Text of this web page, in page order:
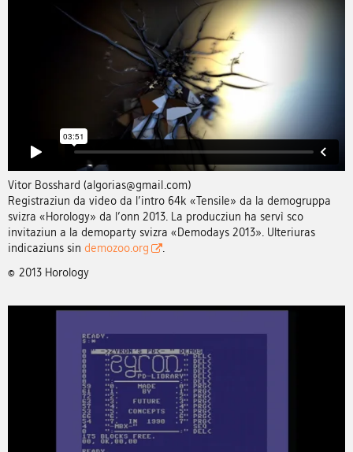
Vitor Bosshard (algorias@gmail.com)
Registraziun da video da l'intro 64k «Tensile» da la demogruppa
svizra «Horology» da l'onn 2013. La producziun ha servì sco
invitaziun a la demoparty svizra «Demodays 2013». Ulteriuras
indicaziuns sin demozoo.org
© 2013 Horology